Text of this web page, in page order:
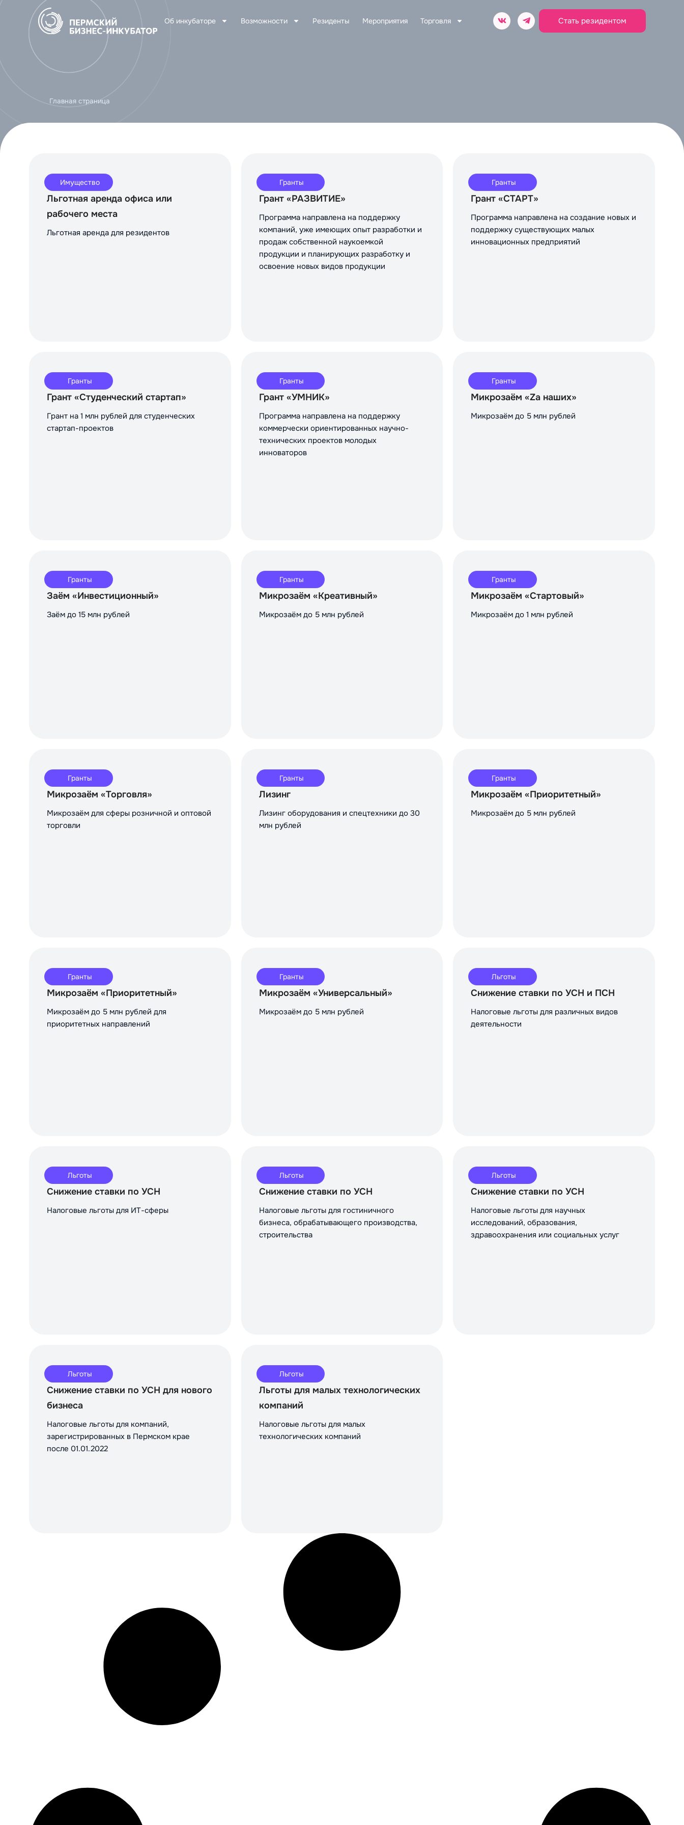
Об инкубаторе Возможности Резиденты Мероприятия Торговля Стать резидентом
Главная страница
Имущество
Льготная аренда офиса или
рабочего места
Льготная аренда для резидентов
Гранты
Грант «РАЗВИТИЕ»
Программа направлена на поддержку
компаний, уже имеющих опыт разработки и
продаж собственной наукоемкой
продукции и планирующих разработку и
освоение новых видов продукции
Гранты
Грант «СТАРТ»
Программа направлена на создание новых и
поддержку существующих малых
инновационных предприятий
Гранты
Грант «Студенческий стартап»
Грант на 1 млн рублей для студенческих
стартап-проектов
Гранты
Грант «УМНИК»
Программа направлена на поддержку
коммерчески ориентированных научно-
технических проектов молодых
инноваторов
Гранты
Микрозаём «Za наших»
Микрозаём до 5 млн рублей
Гранты
Заём «Инвестиционный»
Заём до 15 млн рублей
Гранты
Микрозаём «Креативный»
Микрозаём до 5 млн рублей
Гранты
Микрозаём «Стартовый»
Микрозаём до 1 млн рублей
Гранты
Микрозаём «Торговля»
Микрозаём для сферы розничной и оптовой
торговли
Гранты
Лизинг
Лизинг оборудования и спецтехники до 30
млн рублей
Гранты
Микрозаём «Приоритетный»
Микрозаём до 5 млн рублей
Гранты
Микрозаём «Приоритетный»
Микрозаём до 5 млн рублей для
приоритетных направлений
Гранты
Микрозаём «Универсальный»
Микрозаём до 5 млн рублей
Льготы
Снижение ставки по УСН и ПСН
Налоговые льготы для различных видов
деятельности
Льготы
Снижение ставки по УСН
Налоговые льготы для ИТ-сферы
Льготы
Снижение ставки по УСН
Налоговые льготы для гостиничного
бизнеса, обрабатывающего производства,
строительства
Льготы
Снижение ставки по УСН
Налоговые льготы для научных
исследований, образования,
здравоохранения или социальных услуг
Льготы
Снижение ставки по УСН для нового
бизнеса
Налоговые льготы для компаний,
зарегистрированных в Пермском крае
после 01.01.2022
Льготы
Льготы для малых технологических
компаний
Налоговые льготы для малых
технологических компаний